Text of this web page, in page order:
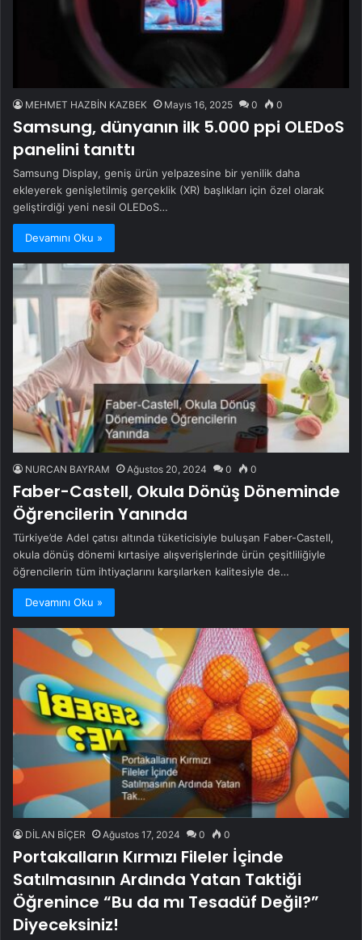
MEHMET HAZBİN KAZBEK Mayıs 16, 2025 0 0
Samsung, dünyanın ilk 5.000 ppi OLEDoS
panelini tanıttı
Samsung Display, geniş ürün yelpazesine bir yenilik daha
ekleyerek genişletilmiş gerçeklik (XR) başlıkları için özel olarak
geliştirdiği yeni nesil OLEDoS…
Devamını Oku »
NURCAN BAYRAM Ağustos 20, 2024 0 0
Faber-Castell, Okula Dönüş Döneminde
Öğrencilerin Yanında
Türkiye’de Adel çatısı altında tüketicisiyle buluşan Faber-Castell,
okula dönüş dönemi kırtasiye alışverişlerinde ürün çeşitliliğiyle
öğrencilerin tüm ihtiyaçlarını karşılarken kalitesiyle de…
Devamını Oku »
DİLAN BİÇER Ağustos 17, 2024 0 0
Portakalların Kırmızı Fileler İçinde
Satılmasının Ardında Yatan Taktiği
Öğrenince “Bu da mı Tesadüf Değil?”
Diyeceksiniz!